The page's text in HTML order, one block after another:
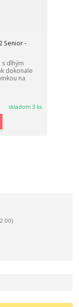
Senior -
s dlhým
dokonale
na
skladom 3 ks